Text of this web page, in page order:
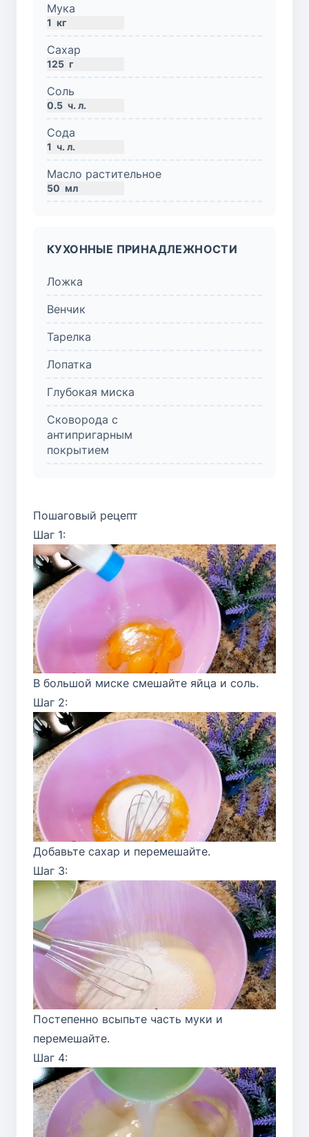
Мука
1 кг
Сахар
125 г
Соль
0.5 ч. л.
Сода
1 ч. л.
Масло растительное
50 мл
КУХОННЫЕ ПРИНАДЛЕЖНОСТИ
Ложка
Венчик
Тарелка
Лопатка
Глубокая миска
Сковорода с
антипригарным
покрытием
Пошаговый рецепт
Шаг 1:
В большой миске смешайте яйца и соль.
Шаг 2:
Добавьте сахар и перемешайте.
Шаг 3:
Постепенно всыпьте часть муки и
перемешайте.
Шаг 4: